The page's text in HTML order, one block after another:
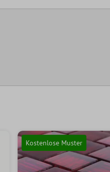
Kostenlose Muster